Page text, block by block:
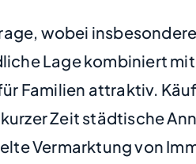
wobei
Lage kombiniert mit
Familien attraktiv.
Zeit städtische
Vermarktung von